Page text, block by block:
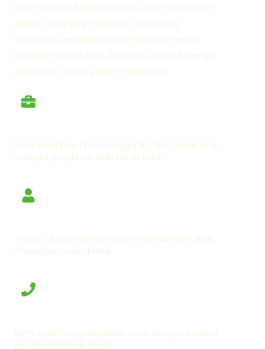
Kami mengerti banyak sekali layanan travel shuttle
diluaran sana yang melayani rute Bandung
Semarang, tapi kami selalu percaya diri dengan
pelayanan terbaik kami, berikut ini adalah beberapa
alasan kami adalah pilihan terbaik anda:
Mulai dari Hiace Premio hingga Big Bus terbaru siap
melayani perjalanan anda keluar kota!
Tunggu di depan pintu rumah anda dan kami akan
menjemput anda disana!
Kami selalu mengedepankan untuk menjadi sahabat
perjalanan terbaik anda!